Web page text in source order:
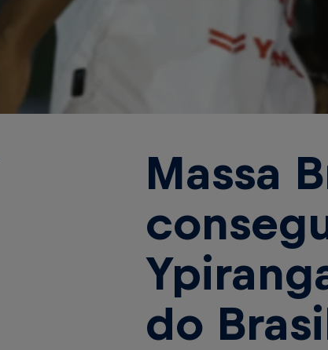
Massa
do